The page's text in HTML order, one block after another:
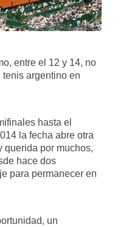
entre el 12 y 14, no
argentino en
hasta el
la fecha abre otra
querida por muchos,
hace dos
para permanecer en
un